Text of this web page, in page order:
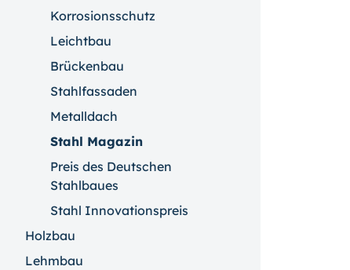
Korrosionsschutz
Leichtbau
Brückenbau
Stahlfassaden
Metalldach
Stahl Magazin
Preis des Deutschen
Stahlbaues
Stahl Innovationspreis
Holzbau
Lehmbau